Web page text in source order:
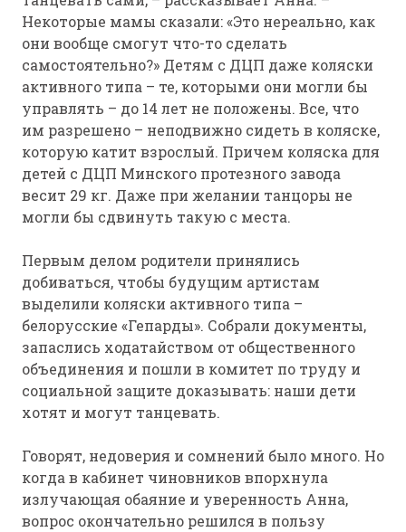
Некоторые мамы сказали: «Это нереально, как
они вообще смогут что-то сделать
самостоятельно?» Детям с ДЦП даже коляски
активного типа – те, которыми они могли бы
управлять – до 14 лет не положены. Все, что
им разрешено – неподвижно сидеть в коляске,
которую катит взрослый. Причем коляска для
детей с ДЦП Минского протезного завода
весит 29 кг. Даже при желании танцоры не
могли бы сдвинуть такую с места.
Первым делом родители принялись
добиваться, чтобы будущим артистам
выделили коляски активного типа –
белорусские «Гепарды». Собрали документы,
запаслись ходатайством от общественного
объединения и пошли в комитет по труду и
социальной защите доказывать: наши дети
хотят и могут танцевать.
Говорят, недоверия и сомнений было много. Но
когда в кабинет чиновников впорхнула
излучающая обаяние и уверенность Анна,
вопрос окончательно решился в пользу